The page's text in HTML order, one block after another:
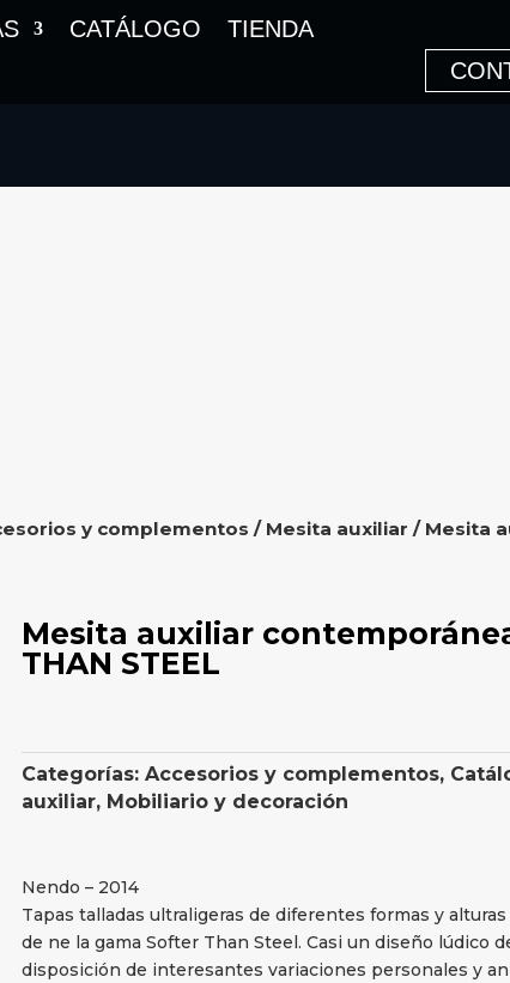
CATÁLOGO
TIENDA
y complementos / Mesita auxiliar / Mesita
Mesita auxiliar
THAN STEEL
Categorías: Accesorios y complementos,
auxiliar, Mobiliario y decoración
Nendo – 2014
Tapas talladas ultraligeras de diferentes formas y
de ne la gama Softer Than Steel. Casi un diseño lúdico
disposición de interesantes variaciones personales y